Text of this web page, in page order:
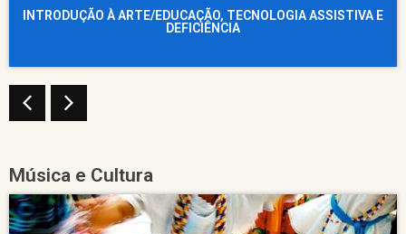
INTRODUÇÃO À ARTE/EDUCAÇÃO, TECNOLOGIA ASSISTIVA E
DEFICIÊNCIA
Música e Cultura